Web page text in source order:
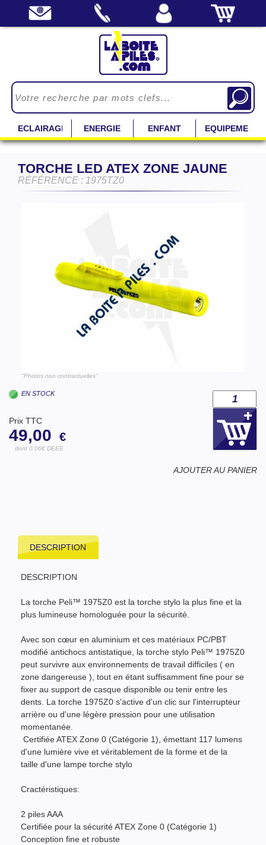
ECLAIRAGE ENERGIE ENFANT EQUIPEMENT
TORCHE LED ATEX ZONE JAUNE
RÉFÉRENCE : 1975TZ0
"Photos non contractuelles"
EN STOCK
Prix TTC
49,00 €
dont 0.06€ DEEE
AJOUTER AU PANIER
DESCRIPTION
DESCRIPTION
La torche Peli™ 1975Z0 est la torche stylo la plus fine et la
plus lumineuse homologuée pour la sécurité.
Avec son cœur en aluminium et ces matériaux PC/PBT
modifié antichocs antistatique, la torche stylo Peli™ 1975Z0
peut survivre aux environnements de travail difficiles ( en
zone dangereuse ), tout en étant suffisamment fine pour se
fixer au support de casque disponible ou tenir entre les
dents. La torche 1975Z0 s'active d'un clic sur l'interrupteur
arrière ou d'une légère pression pour une utilisation
momentanée.
Certifiée ATEX Zone 0 (Catégorie 1), émettant 117 lumens
d'une lumière vive et véritablement de la forme et de la
taille d'une lampe torche stylo
Cractéristiques:
2 piles AAA
Certifiée pour la sécurité ATEX Zone 0 (Catégorie 1)
Conception fine et robuste